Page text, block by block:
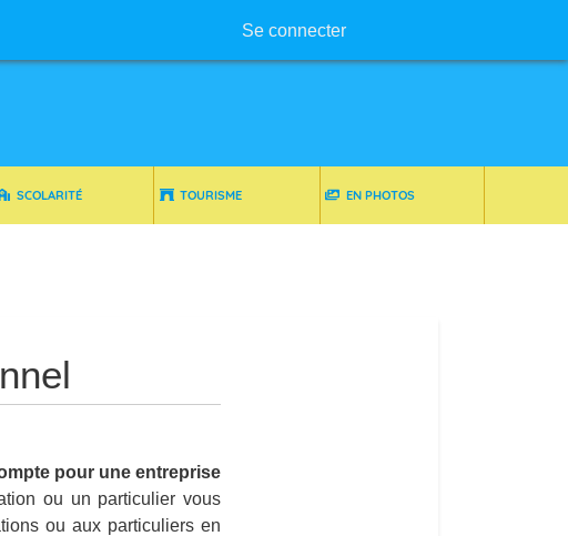
Se connecter
SCOLARITÉ TOURISME EN PHOTOS
pour une entreprise
ou un particulier vous
ou aux particuliers en